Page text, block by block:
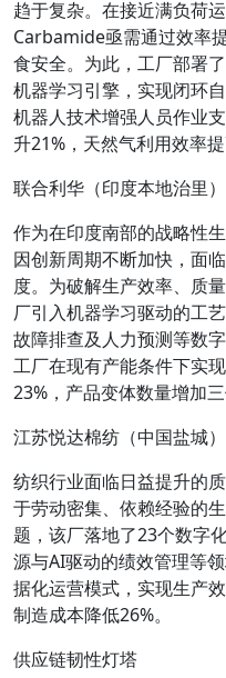
趋于复杂。在接近满负荷
Carbamide亟需通过效率
食安全。为此，工厂部署
机器学习引擎，实现闭环
机器人技术增强人员作业
升21%，天然气利用效率提
联合利华（印度本地治里）
作为在印度南部的战略性
因创新周期不断加快，面
度。为破解生产效率、质
厂引入机器学习驱动的工
故障排查及人力预测等数
工厂在现有产能条件下实
23%，产品变体数量增加三
江苏悦达棉纺（中国盐城）
纺织行业面临日益提升的
于劳动密集、依赖经验的
题，该厂落地了23个数字
源与AI驱动的绩效管理等
据化运营模式，实现生产
制造成本降低26%。
供应链韧性灯塔